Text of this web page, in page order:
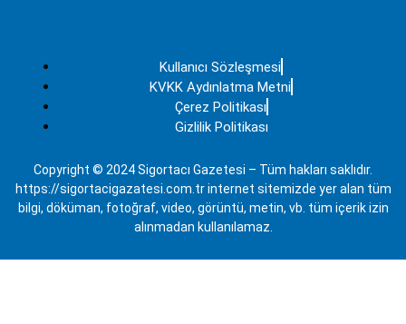
Kullanıcı Sözleşmesi
KVKK Aydınlatma Metni
Çerez Politikası
Gizlilik Politikası
Copyright © 2024 Sigortacı Gazetesi – Tüm hakları saklıdır.
https://sigortacigazatesi.com.tr internet sitemizde yer alan tüm
bilgi, döküman, fotoğraf, video, görüntü, metin, vb. tüm içerik izin
alınmadan kullanılamaz.